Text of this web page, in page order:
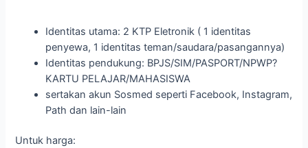
Identitas utama: 2 KTP Eletronik ( 1 identitas
penyewa, 1 identitas teman/saudara/pasangannya)
Identitas pendukung: BPJS/SIM/PASPORT/NPWP?
KARTU PELAJAR/MAHASISWA
sertakan akun Sosmed seperti Facebook, Instagram,
Path dan lain-lain
Untuk harga: